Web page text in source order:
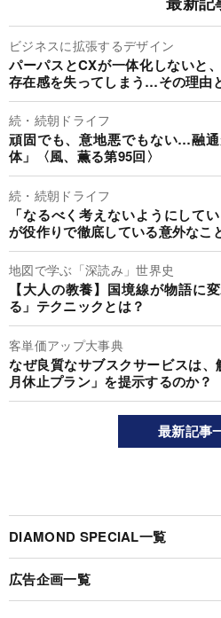
ビジネスに拡張するデザイン
パーパスとCXが一体化しないと
存在感を失ってしまう…その理由
続・続朝ドライフ
頑固でも、意地悪でもない…融
体」〈風、薫る第95回〉
続・続朝ドライフ
「なるべく考えないようにして
が役作りで徹底している意外なこ
地図で学ぶ「深読み」世界史
【大人の教養】国境線が物語
る」テクニックとは？
客単価アップ大事典
なぜ良質なサブスクサービスは
月休止プラン」を提示するのか？
最新記事
DIAMOND SPECIAL一覧
広告企画一覧